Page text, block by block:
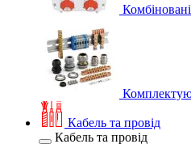
Кабель та провід
Кабель та провід